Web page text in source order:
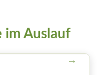
im Auslauf